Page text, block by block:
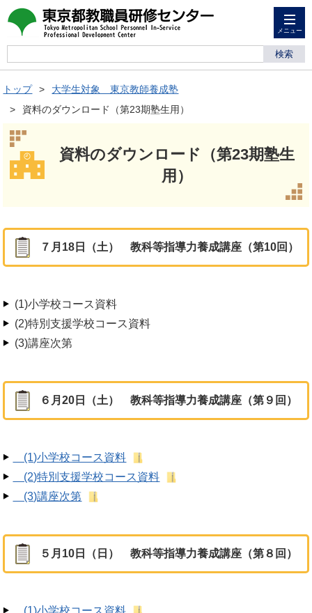
メニュー
検索
トップ
大学生対象 東京教師養成塾
資料のダウンロード（第23期塾生用）
資料のダウンロード（第23期塾生
用）
７月18日（土） 教科等指導力養成講座（第10回）
(1)小学校コース資料
(2)特別支援学校コース資料
(3)講座次第
６月20日（土） 教科等指導力養成講座（第９回）
(1)小学校コース資料
(2)特別支援学校コース資料
(3)講座次第
５月10日（日） 教科等指導力養成講座（第８回）
(1)小学校コース資料